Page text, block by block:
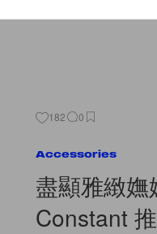
182 0
Accessories
盡顯雅緻
Constant